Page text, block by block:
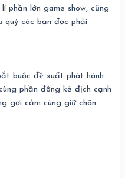
phần lớn game show, cũng
quý các bạn đọc phải
buộc đề xuất phát hành
phần đông kẻ địch cạnh
gợi cảm cùng giữ chân